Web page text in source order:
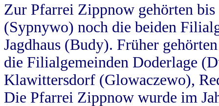
Zur Pfarrei Zippnow gehörten
(Sypnywo) noch die beiden
Jagdhaus (Budy). Früher
die Filialgemeinden Doderlage
Klawittersdorf (Glowaczewo),
Die Pfarrei Zippnow wurde im